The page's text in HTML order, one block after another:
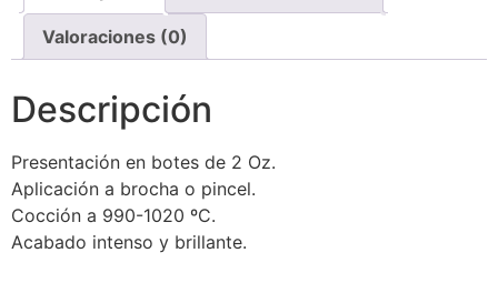
Valoraciones (0)
Descripción
Presentación en botes de 2 Oz.
Aplicación a brocha o pincel.
Cocción a 990-1020 ºC.
Acabado intenso y brillante.